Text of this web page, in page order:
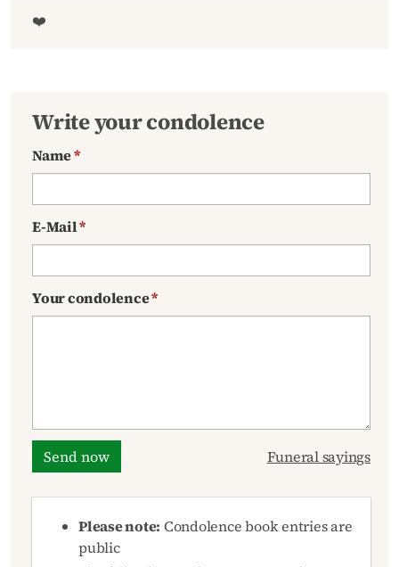
❤️
Write your condolence
Name*
E-Mail*
Your condolence*
Send now Funeral sayings
Please note: Condolence book entries are
public